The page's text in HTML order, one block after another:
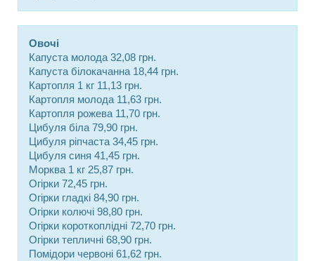
Овочі
Капуста молода 32,08 грн.
Капуста білокачанна 18,44 грн.
Картопля 1 кг 11,13 грн.
Картопля молода 11,63 грн.
Картопля рожева 11,70 грн.
Цибуля біла 79,90 грн.
Цибуля ріпчаста 34,45 грн.
Цибуля синя 41,45 грн.
Морква 1 кг 25,87 грн.
Огірки 72,45 грн.
Огірки гладкі 84,90 грн.
Огірки колючі 98,80 грн.
Огірки короткоплідні 72,70 грн.
Огірки тепличні 68,90 грн.
Помідори червоні 61,62 грн.